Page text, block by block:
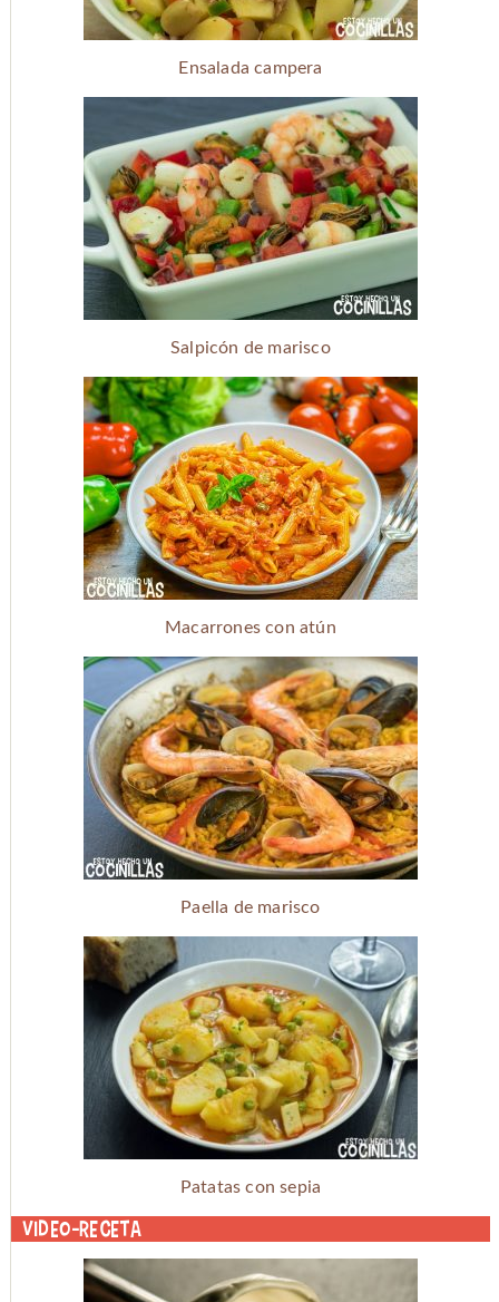
Ensalada campera
Salpicón de marisco
Macarrones con atún
Paella de marisco
Patatas con sepia
Video-receta